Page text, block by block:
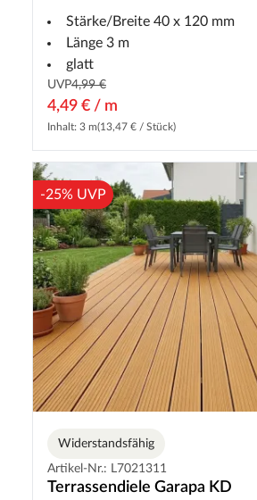
Stärke/Breite 40 x 120 mm
Länge 3 m
glatt
UVP4,99 €
4,49 € / m
Inhalt: 3 m(13,47 € / Stück)
-25% UVP
Widerstandsfähig
Artikel-Nr.: L7021311
Terrassendiele Garapa KD